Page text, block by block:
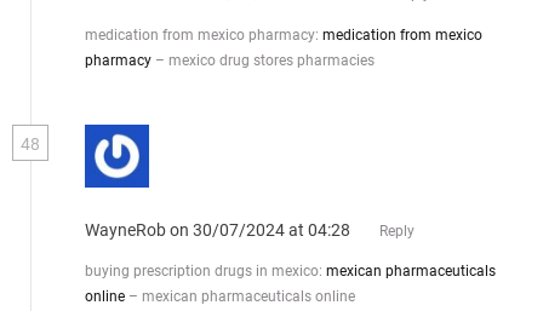
medication from mexico pharmacy: medication from mexico
pharmacy – mexico drug stores pharmacies
48
WayneRobon 30/07/2024 at 04:28 Reply
buying prescription drugs in mexico: mexican pharmaceuticals
online – mexican pharmaceuticals online